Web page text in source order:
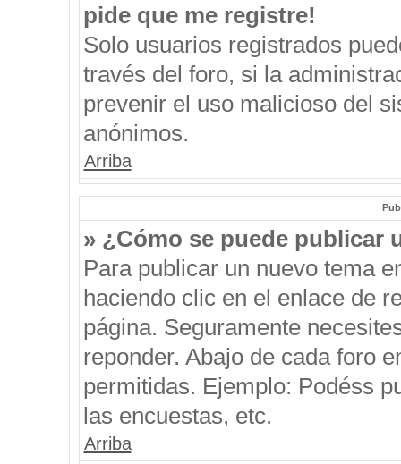
pide que me registre!
Solo usuarios registrados
través del foro, si la
prevenir el uso malicioso del
anónimos.
Arriba
» ¿Cómo se puede publicar
Para publicar un nuevo tema
haciendo clic en el enlace de
página. Seguramente
reponder. Abajo de cada foro
permitidas. Ejemplo: Podéss
las encuestas, etc.
Arriba